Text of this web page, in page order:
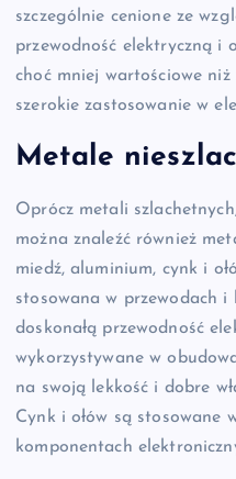
szczególnie cenione ze
przewodność elektryczną i
choć mniej wartościowe niż
szerokie zastosowanie w
Metale
Oprócz metali
można znaleźć również
miedź, aluminium, cynk i
stosowana w przewodach i
doskonałą przewodność
wykorzystywane w
na swoją lekkość i dobre
Cynk i ołów są stosowane
komponentach